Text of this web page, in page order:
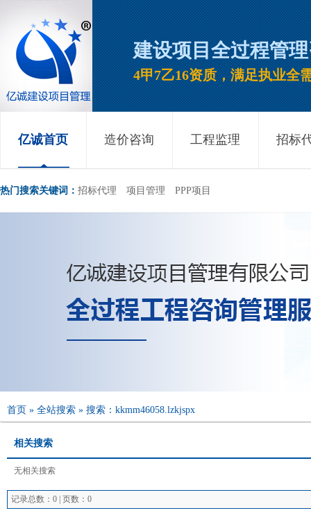
建设项目全过程管
4甲7乙16资质，满足执业全
亿诚首页 造价咨询 工程监理 招标
热门搜索关键词： 招标代理 项目管理 PPP项目
首页 » 全站搜索 » 搜索：kkmm46058.lzkjspx
相关搜索
无相关搜索
记录总数：0 | 页数：0